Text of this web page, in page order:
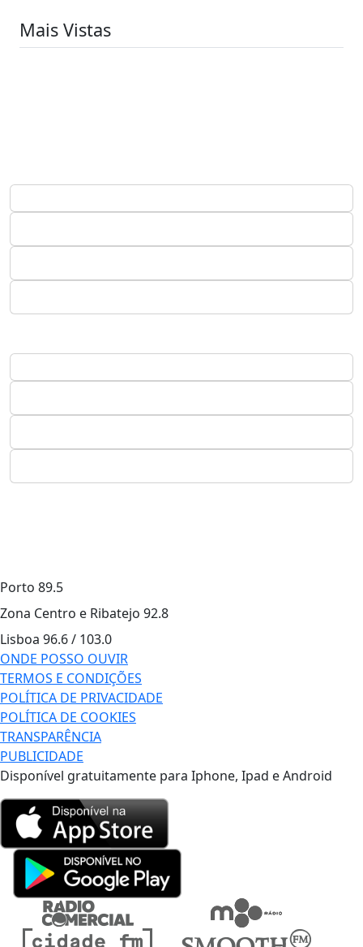
Mais Vistas
Porto 89.5
Zona Centro e Ribatejo 92.8
Lisboa 96.6 / 103.0
ONDE POSSO OUVIR
TERMOS E CONDIÇÕES
POLÍTICA DE PRIVACIDADE
POLÍTICA DE COOKIES
TRANSPARÊNCIA
PUBLICIDADE
Disponível gratuitamente para Iphone, Ipad e Android